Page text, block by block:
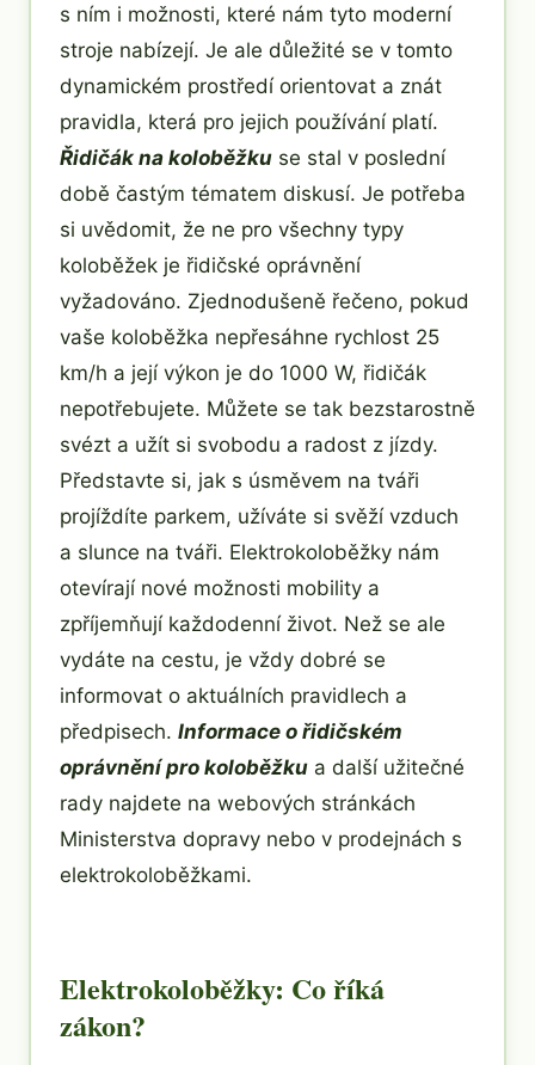
s ním i možnosti, které nám tyto moderní
stroje nabízejí. Je ale důležité se v tomto
dynamickém prostředí orientovat a znát
pravidla, která pro jejich používání platí.
Řidičák na koloběžku se stal v poslední
době častým tématem diskusí. Je potřeba
si uvědomit, že ne pro všechny typy
koloběžek je řidičské oprávnění
vyžadováno. Zjednodušeně řečeno, pokud
vaše koloběžka nepřesáhne rychlost 25
km/h a její výkon je do 1000 W, řidičák
nepotřebujete. Můžete se tak bezstarostně
svézt a užít si svobodu a radost z jízdy.
Představte si, jak s úsměvem na tváři
projíždíte parkem, užíváte si svěží vzduch
a slunce na tváři. Elektrokoloběžky nám
otevírají nové možnosti mobility a
zpříjemňují každodenní život. Než se ale
vydáte na cestu, je vždy dobré se
informovat o aktuálních pravidlech a
předpisech. Informace o řidičském
oprávnění pro koloběžku a další užitečné
rady najdete na webových stránkách
Ministerstva dopravy nebo v prodejnách s
elektrokoloběžkami.
Elektrokoloběžky: Co říká
zákon?